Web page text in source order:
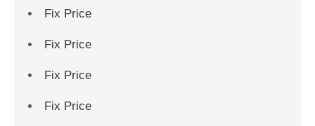
Fix Price
Fix Price
Fix Price
Fix Price